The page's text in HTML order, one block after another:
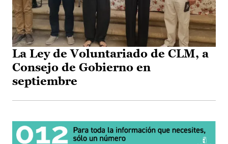
La Ley de Voluntariado de CLM, a
Consejo de Gobierno en
septiembre